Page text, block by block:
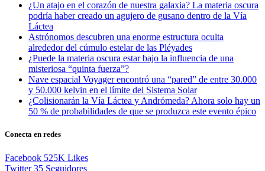
¿Un atajo en el corazón de nuestra galaxia? La materia oscura
podría haber creado un agujero de gusano dentro de la Vía
Láctea
Astrónomos descubren una enorme estructura oculta
alrededor del cúmulo estelar de las Pléyades
¿Puede la materia oscura estar bajo la influencia de una
misteriosa “quinta fuerza”?
Nave espacial Voyager encontró una “pared” de entre 30.000
y 50.000 kelvin en el límite del Sistema Solar
¿Colisionarán la Vía Láctea y Andrómeda? Ahora solo hay un
50 % de probabilidades de que se produzca este evento épico
Conecta en redes
Facebook 525K Likes
Twitter 35 Seguidores